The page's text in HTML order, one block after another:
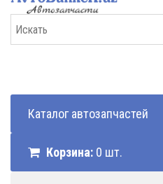
Каталог автозапчастей
Корзина: 0 шт.